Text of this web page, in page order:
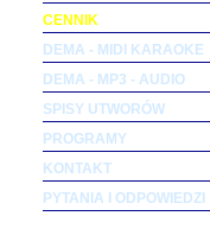
CENNIK
DEMA - MIDI KARAOKE
DEMA - MP3 - AUDIO
SPISY UTWORÓW
PROGRAMY
KONTAKT
PYTANIA I ODPOWIEDZI